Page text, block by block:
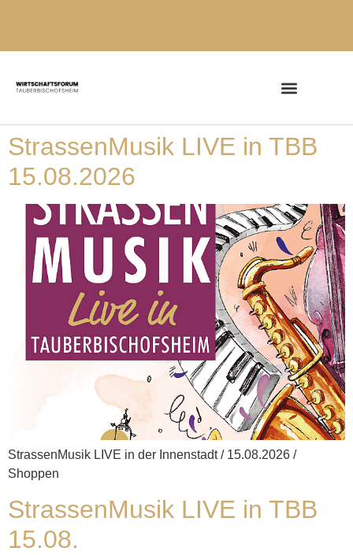
StrassenMusik LIVE in TBB
15.08.2026
StrassenMusik LIVE in der Innenstadt / 15.08.2026 /
Shoppen
StrassenMusik LIVE in TBB
15.08.